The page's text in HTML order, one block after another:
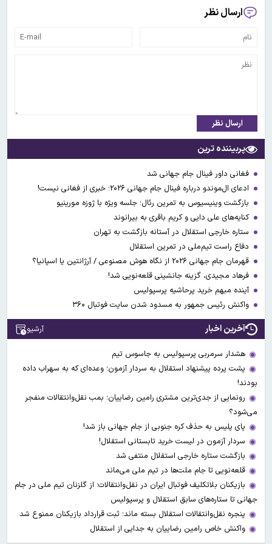
ارسال نظر
ارسال نظر
پربیننده ترین
فغانی داور فینال جام جهانی شد
ادعای ال‌‍موندو درباره فینال جام جهانی ۲۰۲۶؛ خبری از فغانی نیست!
بازگشت وینیسیوس به تمرین رئال؛ جلسه ویژه با ژوزه مورینیو
کنایه‌های علی دایی و کریم باقری به بیرانوند
ستاره خارجی استقلال در آستانه بازگشت به تهران
دفاع راست تیم‌ملی در تمرین استقلال
قهرمان جام جهانی ۲۰۲۶ از نگاه هوش مصنوعی / آرژانتین یا اسپانیا؟
فرهاد مجیدی، گزینه جانشینی قلعه‌نویی شد!
آینده مبهم خرید پرحاشیه پرسپولیس
واکنش رئیس جمهور به مسدود شدن سایت فوتبال ۳۶۰
آخرین اخبار آرشیو
هشدار سرمربی پرسپولیس به جاسوس تیم
پشت پرده پیشنهاد استقلال به سردار آزمون؛ وعده‌ای که به سهراب داده
بودند!
رونمایی از جدی‌ترین مشتری رامین رضاییان؛ بمب نقل‌وانتقالات منفجر
می‌شود؟
پای پلیس به حذف کره جنوبی از جام جهانی باز شد!
سردار آزمون در لیست خرید تابستانی استقلال!
بازگشت ستاره خارجی استقلال منتفی شد
قلعه‌نویی تا جام ملت‌ها در تیم ملی می‌ماند
بازیکنان بلاتکلیف فوتبال ایران در نقل‌وانتقالات؛ از گلزنان تیم ملی در جام
جهانی تا ستاره‌های سابق استقلال و پرسپولیس
پنجره نقل‌وانتقالات استقلال بسته ماند؛ ثبت قرارداد بازیکنان ممنوع شد
واکنش خاص رامین رضاییان به جدایی از استقلال